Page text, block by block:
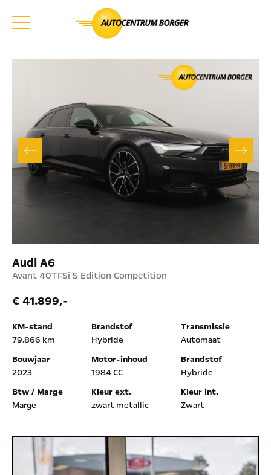
Audi A6
Avant 40TFSi S Edition Competition
€ 41.899,-
KM-stand
79.866 km
Brandstof
Hybride
Transmissie
Automaat
Bouwjaar
2023
Motor-inhoud
1984 CC
Brandstof
Hybride
Btw / Marge
Marge
Kleur ext.
zwart metallic
Kleur int.
Zwart